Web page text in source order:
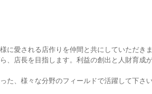
に愛される店作りを仲間と共にしていただき
、店長を目指します。利益の創出と人財育成
た、様々な分野のフィールドで活躍して下さ